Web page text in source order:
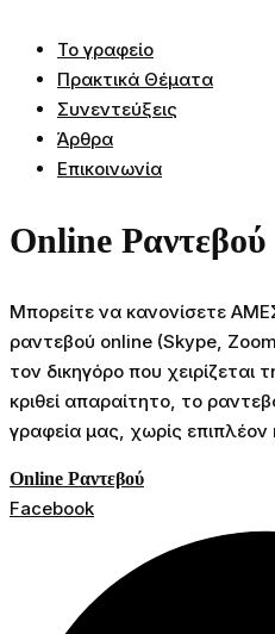
Το γραφείο
Πρακτικά Θέματα
Συνεντεύξεις
Άρθρα
Επικοινωνία
Online Ραντεβού
Μπορείτε να κανονίσετε
ραντεβού online (Skype,
τον δικηγόρο που
κριθεί απαραίτητο, το
γραφεία μας, χωρίς επιπλέον
Online Ραντεβού
Facebook